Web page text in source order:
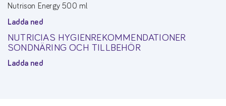
Nutrison Energy 500 ml
Ladda ned
NUTRICIAS HYGIENREKOMMENDATIONER
SONDNÄRING OCH TILLBEHÖR
Ladda ned